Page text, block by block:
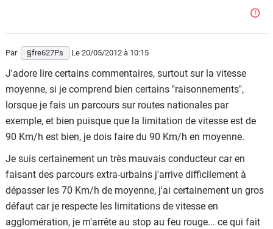
Par §fre627Ps Le 20/05/2012 à 10:15
J'adore lire certains commentaires, surtout sur la vitesse
moyenne, si je comprend bien certains "raisonnements",
lorsque je fais un parcours sur routes nationales par
exemple, et bien puisque que la limitation de vitesse est de
90 Km/h est bien, je dois faire du 90 Km/h en moyenne.
Je suis certainement un très mauvais conducteur car en
faisant des parcours extra-urbains j'arrive difficilement à
dépasser les 70 Km/h de moyenne, j'ai certainement un gros
défaut car je respecte les limitations de vitesse en
agglomération, je m'arrête au stop au feu rouge... ce qui fait